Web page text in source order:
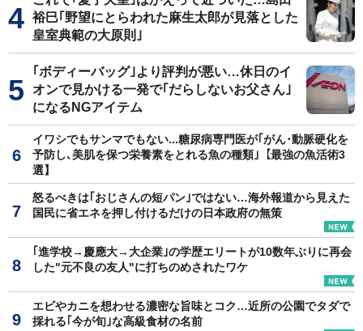
裕巳｢野望にとらわれた麻生太郎が見落とした
皇室典範の大原則｣
｢ボディーバッグ｣より評判が悪い…休日のイ
オンで見かける一発で｢だらしないお父さん｣
になるNGアイテム
イワシでもサンマでもない...糖尿病専門医が｢がん･動脈硬化を
予防し､美肌を保つ栄養素をとれる魚の種類｣【最強の魚活術3
選】
怒るべきは｢おじさんの短パン｣ではない…海外報道から見えた
国民に省エネを押し付けるだけの日本政府の無策
｢進学校→慶應大→大企業｣の学歴エリートが10数年ぶりに再会
した"元不良の友人"に打ちのめされたワケ
エビやカニを想わせる濃密な旨味とコク…近所の公園でタダで
採れる｢今が旬｣な高級食材の名前